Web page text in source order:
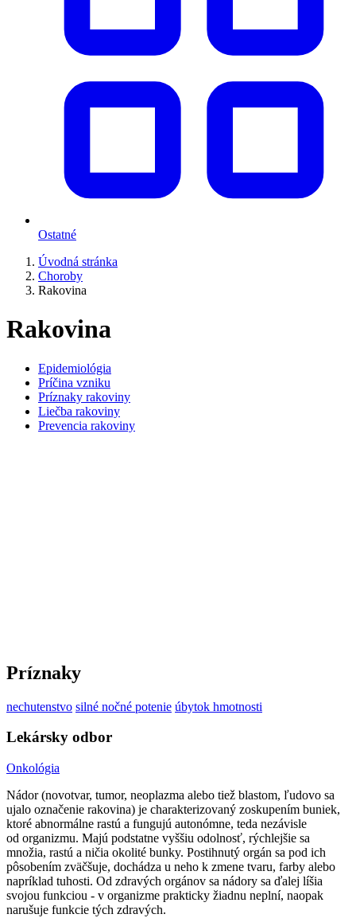
Ostatné
Úvodná stránka
Choroby
Rakovina
Rakovina
Epidemiológia
Príčina vzniku
Príznaky rakoviny
Liečba rakoviny
Prevencia rakoviny
Príznaky
nechutenstvo silné nočné potenie úbytok hmotnosti
Lekársky odbor
Onkológia
Nádor (novotvar, tumor, neoplazma alebo tiež blastom, ľudovo sa
ujalo označenie rakovina) je charakterizovaný zoskupením buniek,
ktoré abnormálne rastú a fungujú autonómne, teda nezávisle
od organizmu. Majú podstatne vyššiu odolnosť, rýchlejšie sa
množia, rastú a ničia okolité bunky. Postihnutý orgán sa pod ich
pôsobením zväčšuje, dochádza u neho k zmene tvaru, farby alebo
napríklad tuhosti. Od zdravých orgánov sa nádory sa ďalej líšia
svojou funkciou - v organizme prakticky žiadnu neplní, naopak
narušuje funkcie tých zdravých.